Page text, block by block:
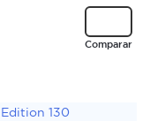
Comparar